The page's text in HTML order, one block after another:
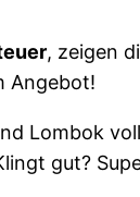
, zeigen
Angebot!
Lombok
gut?